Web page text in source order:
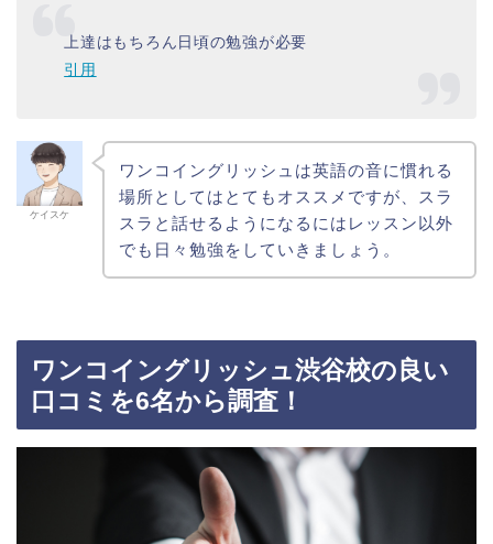
上達はもちろん日頃の勉強が必要
引用
ケイスケ
ワンコイングリッシュは英語の音に慣れる
場所としてはとてもオススメですが、スラ
スラと話せるようになるにはレッスン以外
でも日々勉強をしていきましょう。
ワンコイングリッシュ渋谷校の良い
口コミを6名から調査！